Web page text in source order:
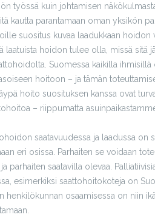
työssä kuin johtamisen
kautta parantamaan oman yksikön
suositus kuvaa laadukkaan hoidon
hoidon tulee olla, missä sitä
Suomessa kaikilla ihmisillä
hoitoon – ja tämän
hoito suosituksen kanssa ovat
– riippumatta
saatavuudessa ja laadussa on
eri osissa. Parhaiten se voidaan
parhaiten saatavilla olevaa.
esimerkiksi saattohoitokoteja on
henkilökunnan osaamisessa on niin